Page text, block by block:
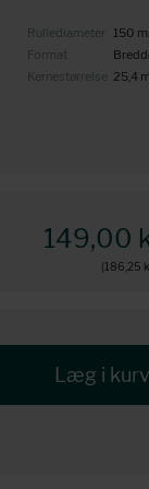
Rullediameter
150
Format
Kernestørrelse 25,4
149,00
(186,25
Læg i kurv